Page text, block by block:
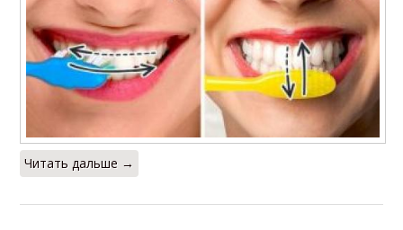
Читать дальше →